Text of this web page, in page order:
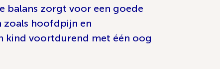
balans zorgt voor een goede
zoals hoofdpijn en
kind voortdurend met één oog